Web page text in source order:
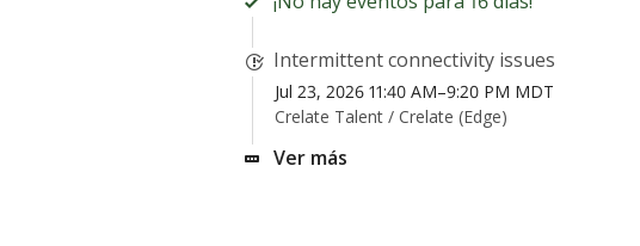
Intermittent connectivity issues
Jul 23, 2026 11:40 AM–9:20 PM MDT
Crelate Talent / Crelate (Edge)
Ver más